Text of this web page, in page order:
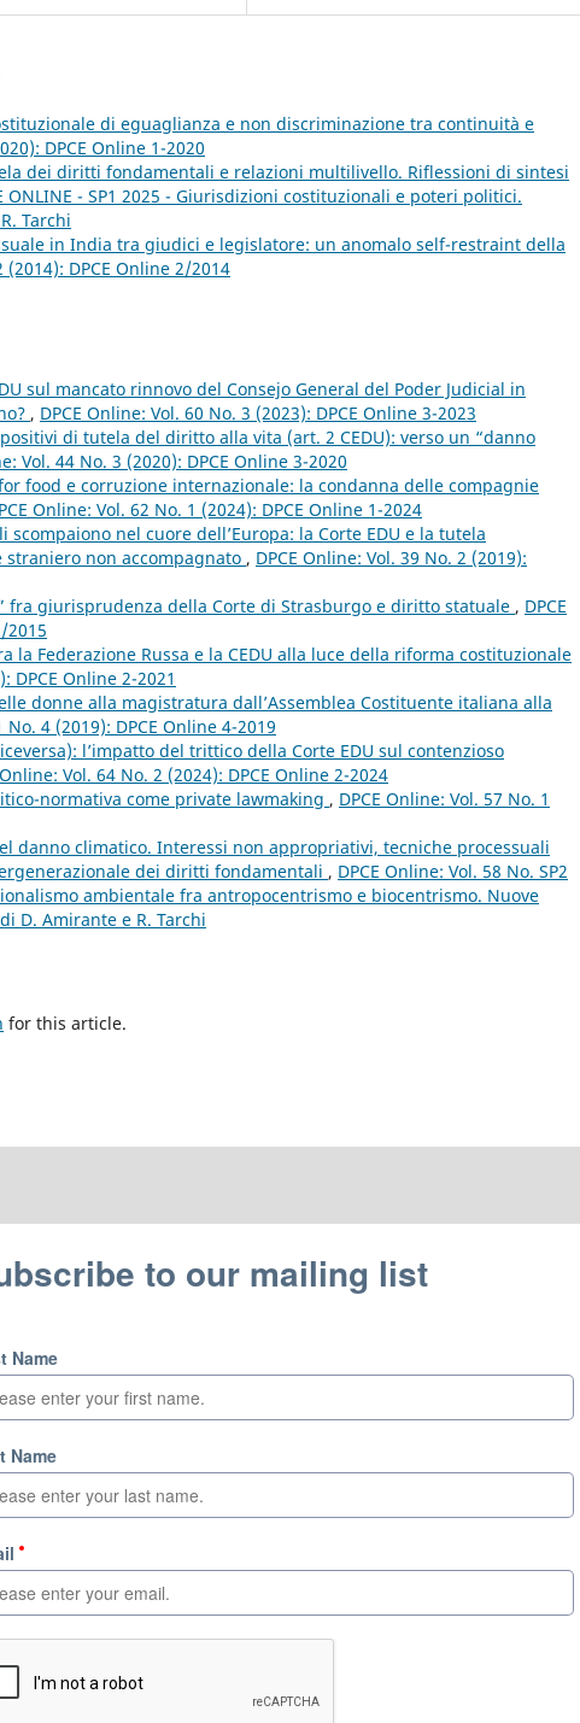
di eguaglianza e non discriminazione tra continuità e
DPCE Online 1-2020
dei diritti fondamentali e relazioni multilivello. Riflessioni di sintesi
ONLINE - SP1 2025 - Giurisdizioni costituzionali e poteri politici.
Tarchi
in India tra giudici e legislatore: un anomalo self-restraint della
(2014): DPCE Online 2/2014
sul mancato rinnovo del Consejo General del Poder Judicial in
, DPCE Online: Vol. 60 No. 3 (2023): DPCE Online 3-2023
di tutela del diritto alla vita (art. 2 CEDU): verso un “danno
Vol. 44 No. 3 (2020): DPCE Online 3-2020
food e corruzione internazionale: la condanna delle compagnie
Online: Vol. 62 No. 1 (2024): DPCE Online 1-2024
nel cuore dell’Europa: la Corte EDU e la tutela
non accompagnato , DPCE Online: Vol. 39 No. 2 (2019):
fra giurisprudenza della Corte di Strasburgo e diritto statuale , DPCE
2015
la Federazione Russa e la CEDU alla luce della riforma costituzionale
DPCE Online 2-2021
donne alla magistratura dall’Assemblea Costituente italiana alla
No. 4 (2019): DPCE Online 4-2019
l’impatto del trittico della Corte EDU sul contenzioso
Online: Vol. 64 No. 2 (2024): DPCE Online 2-2024
normativa come private lawmaking , DPCE Online: Vol. 57 No. 1
danno climatico. Interessi non appropriativi, tecniche processuali
dei diritti fondamentali , DPCE Online: Vol. 58 No. SP2
ambientale fra antropocentrismo e biocentrismo. Nuove
D. Amirante e R. Tarchi
for this article.